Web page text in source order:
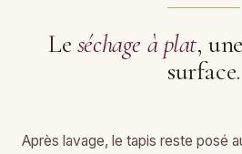
Le séchage à plat,
surface.
Après lavage, le tapis reste posé